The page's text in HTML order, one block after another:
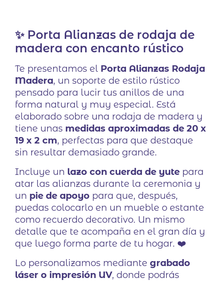
✨ Porta Alianzas de rodaja de
madera con encanto rústico
Te presentamos el Porta Alianzas Rodaja
Madera, un soporte de estilo rústico
pensado para lucir tus anillos de una
forma natural y muy especial. Está
elaborado sobre una rodaja de madera y
tiene unas medidas aproximadas de 20 x
19 x 2 cm, perfectas para que destaque
sin resultar demasiado grande.
Incluye un lazo con cuerda de yute para
atar las alianzas durante la ceremonia y
un pie de apoyo para que, después,
puedas colocarlo en un mueble o estante
como recuerdo decorativo. Un mismo
detalle que te acompaña en el gran día y
que luego forma parte de tu hogar. ❤️
Lo personalizamos mediante grabado
láser o impresión UV, donde podrás